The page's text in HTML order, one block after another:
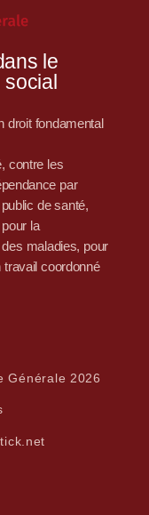
le
droit fondamental
contre les
par
de santé,
la
maladies, pour
travail coordonné
Générale 2026